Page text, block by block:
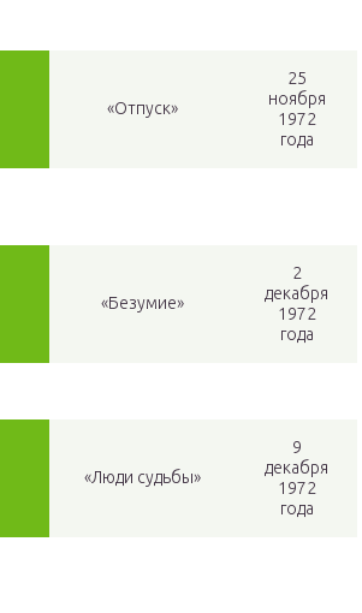
«Отпуск»
25
ноября
1972
года
«Безумие»
2
декабря
1972
года
«Люди судьбы»
9
декабря
1972
года